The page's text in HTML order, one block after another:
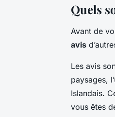
Quels
Avant de
avis
Les avis
paysages,
Islandais.
vous êtes